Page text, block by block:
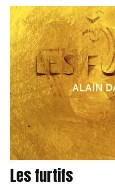
Les furtifs